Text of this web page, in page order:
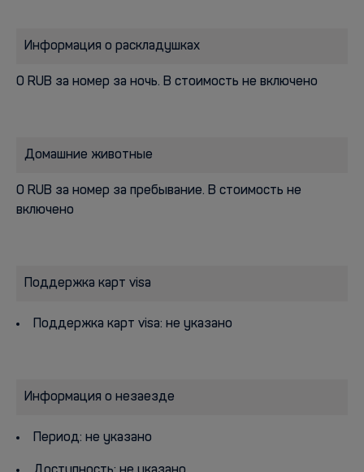
Информация о раскладушках
0 RUB за номер за ночь. В стоимость не включено
Домашние животные
0 RUB за номер за пребывание. В стоимость не
включено
Поддержка карт visa
Поддержка карт visa: не указано
Информация о незаезде
Период: не указано